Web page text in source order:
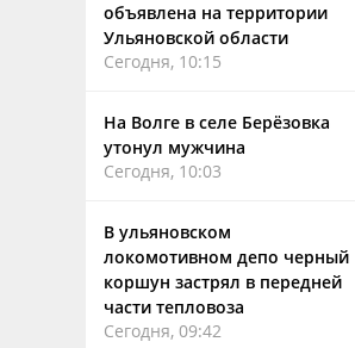
объявлена на территории
Ульяновской области
Сегодня, 10:15
На Волге в селе Берёзовка
утонул мужчина
Сегодня, 10:03
В ульяновском
локомотивном депо черный
коршун застрял в передней
части тепловоза
Сегодня, 09:42